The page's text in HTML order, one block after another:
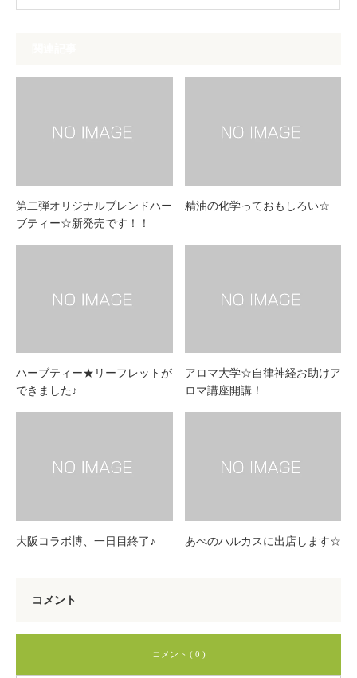
第二弾オリジナルブレンドハー
ブティー☆新発売です！！
精油の化学っておもしろい☆
ハーブティー★リーフレットが
できました♪
アロマ大学☆自律神経お助けア
ロマ講座開講！
大阪コラボ博、一日目終了♪ あべのハルカスに出店します☆
コメント
コメント ( 0 )